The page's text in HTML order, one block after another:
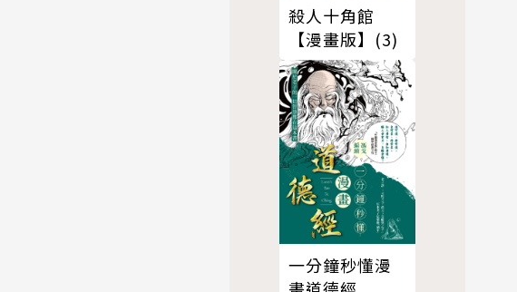
殺人十角館
【漫畫版】(3)
一分鐘秒懂漫